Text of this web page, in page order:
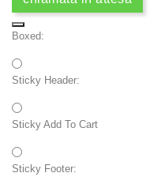
Boxed:
Sticky Header:
Sticky Add To Cart
Sticky Footer: